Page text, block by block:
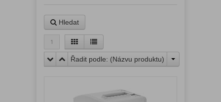
Hledat
1
Řadit podle: (Názvu produktu)